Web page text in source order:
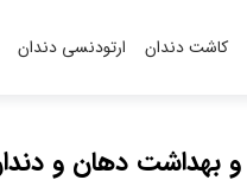
کاشت دندان ارتودنسی دندان